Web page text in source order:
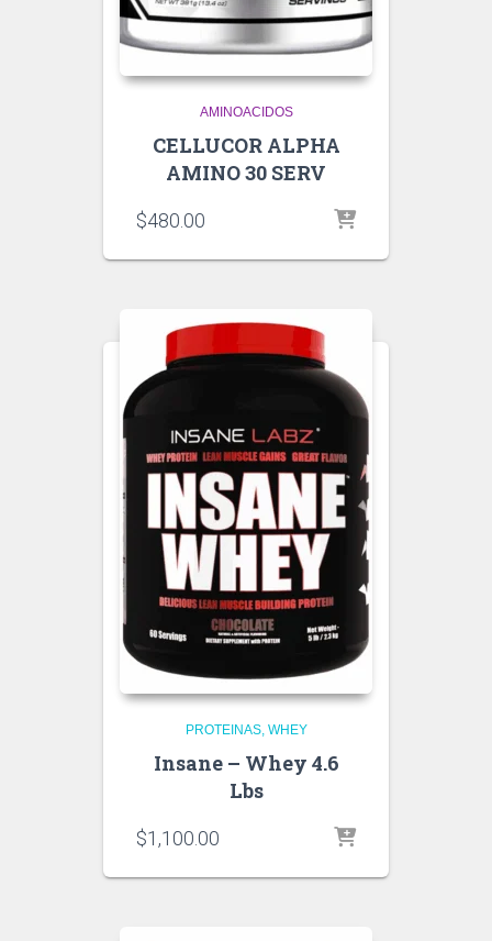
AMINOACIDOS
CELLUCOR ALPHA
AMINO 30 SERV
$480.00
PROTEINAS WHEY
Insane – Whey 4.6
Lbs
$1,100.00